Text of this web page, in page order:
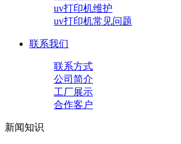
uv打印机维护
uv打印机常见问题
联系我们
联系方式
公司简介
工厂展示
合作客户
新闻知识